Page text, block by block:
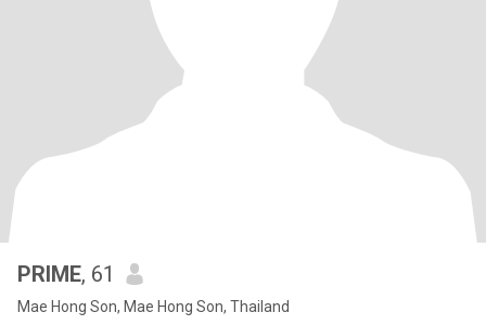
PRIME, 61
Mae Hong Son, Mae Hong Son, Thailand